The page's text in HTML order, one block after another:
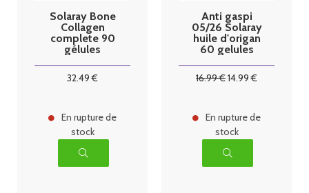
Solaray Bone
Collagen
complete 90
gélules
32.49 €
En rupture de
stock
Anti gaspi
05/26 Solaray
huile d'origan
60 gelules
16.99€14.99 €
En rupture de
stock